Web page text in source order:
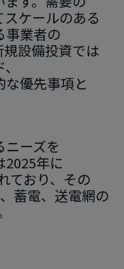
ケールの​ある​
事業者の​
設備投資では​
優先事項と​
ニーズを​
​2025年に
ており、​その
蓄電、​送電網の​